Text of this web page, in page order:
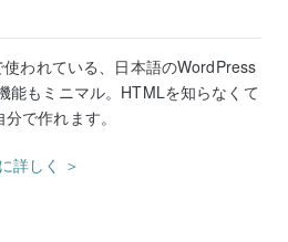
われている、日本語のWordPress
能もミニマル。HTMLを知らなくて
で作れます。
詳しく ＞